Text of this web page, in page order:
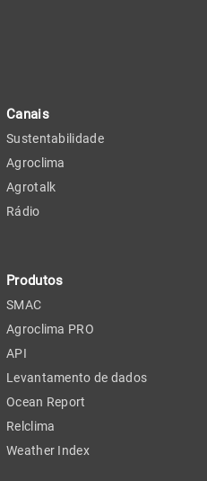
Canais
Sustentabilidade
Agroclima
Agrotalk
Rádio
Produtos
SMAC
Agroclima PRO
API
Levantamento de dados
Ocean Report
Relclima
Weather Index